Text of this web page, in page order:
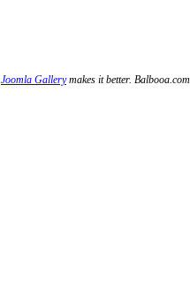
Joomla Gallerymakes it better. Balbooa.com